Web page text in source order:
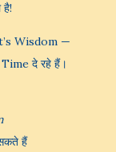
है!
Wisdom —
दे रहे हैं।
हैं